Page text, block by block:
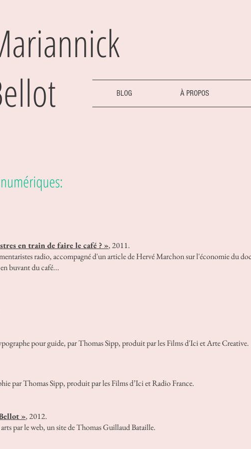
BLOG À PROPOS
en train de faire le café ? »,2011.
radio, accompagné d'un article de Hervé Marchon sur l'économie du
buvant du café...
pour guide, par Thomas Sipp, produit par les Films d'Ici et Arte Creative.
par Thomas Sipp, produit par les Films d’Ici et Radio France.
», 2012.
par le web, un site de Thomas Guillaud Bataille.